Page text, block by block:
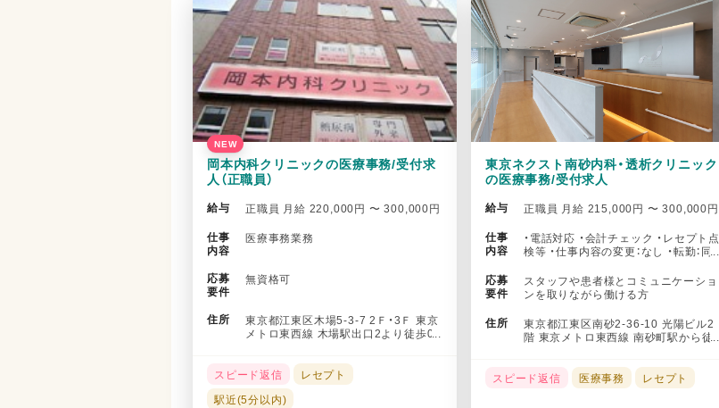
NEW
岡本内科クリニックの医療事務/受付求
人（正職員）
給与
正職員 月給 220,000円 〜 300,000円
仕事
内容
医療事務業務
応募
要件
無資格可
住所
東京都江東区木場5-3-7 2Ｆ・3Ｆ 東京
メトロ東西線 木場駅出口2より徒歩0
スピード返信
レセプト
駅近(5分以内)
東京ネクスト南砂内科・透析クリニック
の医療事務/受付求人
給与
正職員 月給 215,000円 〜 300,000円
仕事
内容
・電話対応 ・会計チェック ・レセプト点
検等 ・仕事内容の変更：なし ・転勤：同
応募
要件
スタッフや患者様とコミュニケーショ
ンを取りながら働ける方
住所
東京都江東区南砂2-36-10 光陽ビル2
階 東京メトロ東西線 南砂町駅から徒
スピード返信
医療事務 レセプト